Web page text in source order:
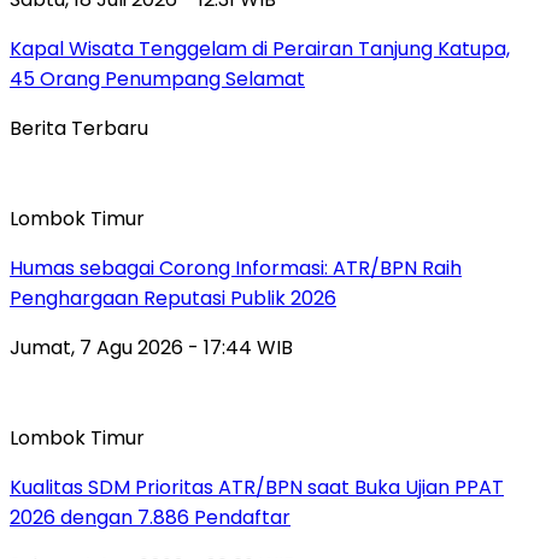
Kapal Wisata Tenggelam di Perairan Tanjung Katupa,
45 Orang Penumpang Selamat
Berita Terbaru
Lombok Timur
Humas sebagai Corong Informasi: ATR/BPN Raih
Penghargaan Reputasi Publik 2026
Jumat, 7 Agu 2026 - 17:44 WIB
Lombok Timur
Kualitas SDM Prioritas ATR/BPN saat Buka Ujian PPAT
2026 dengan 7.886 Pendaftar